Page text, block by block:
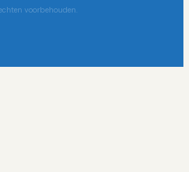
voorbehouden.